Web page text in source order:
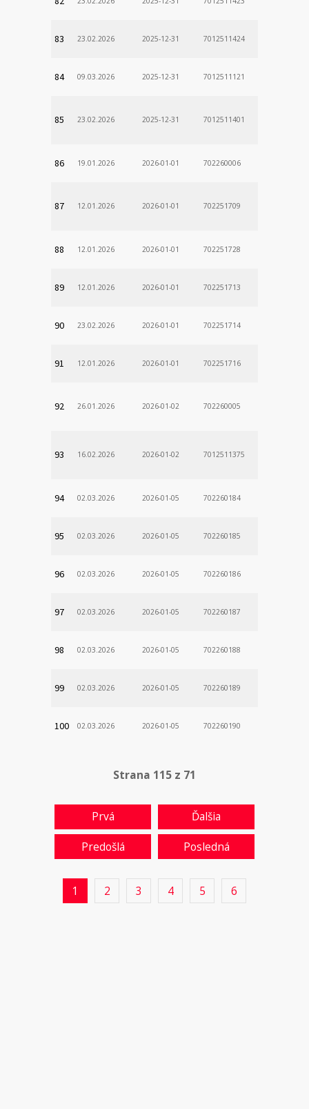
83 23.02.2026 2025-12-31 7012511424
84 09.03.2026 2025-12-31 7012511121
85 23.02.2026 2025-12-31 7012511401
86 19.01.2026 2026-01-01 702260006
87 12.01.2026 2026-01-01 702251709
88 12.01.2026 2026-01-01 702251728
89 12.01.2026 2026-01-01 702251713
90 23.02.2026 2026-01-01 702251714
91 12.01.2026 2026-01-01 702251716
92 26.01.2026 2026-01-02 702260005
93 16.02.2026 2026-01-02 7012511375
94 02.03.2026 2026-01-05 702260184
95 02.03.2026 2026-01-05 702260185
96 02.03.2026 2026-01-05 702260186
97 02.03.2026 2026-01-05 702260187
98 02.03.2026 2026-01-05 702260188
99 02.03.2026 2026-01-05 702260189
100 02.03.2026 2026-01-05 702260190
Strana 115 z 71
Prvá
Predošlá
1 2 3 4 5 6
Ďalšia
Posledná